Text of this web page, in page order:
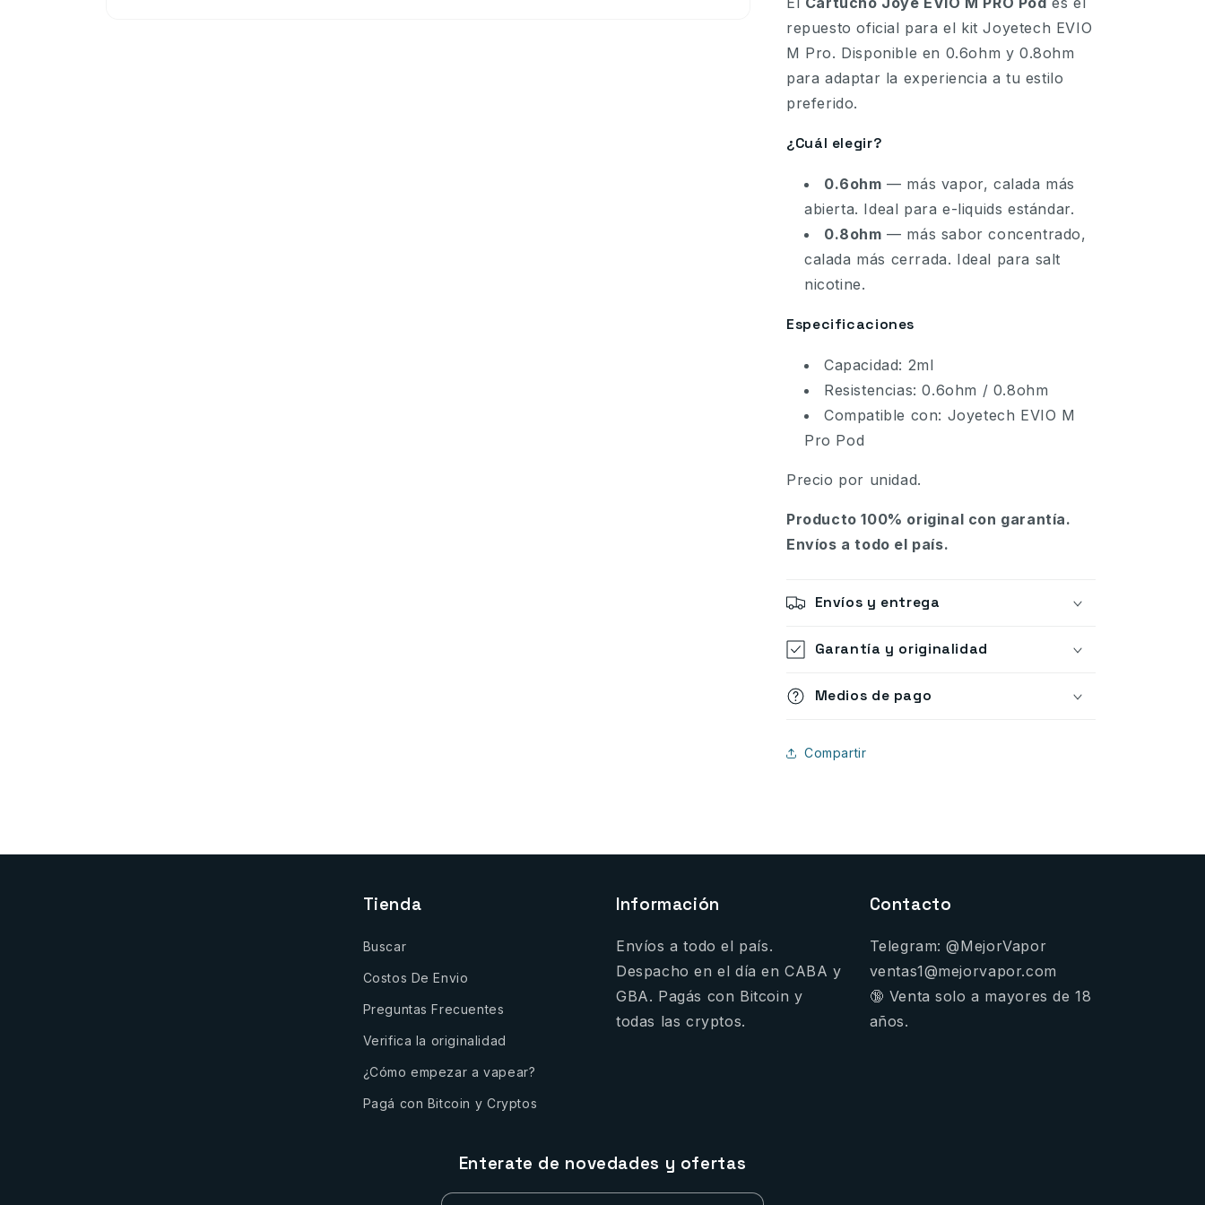
repuesto oficial para el kit Joyetech EVIO
M Pro. Disponible en 0.6ohm y 0.8ohm
para adaptar la experiencia a tu estilo
preferido.
¿Cuál elegir?
0.6ohm — más vapor, calada más
abierta. Ideal para e-liquids estándar.
0.8ohm — más sabor concentrado,
calada más cerrada. Ideal para salt
nicotine.
Especificaciones
Capacidad: 2ml
Resistencias: 0.6ohm / 0.8ohm
Compatible con: Joyetech EVIO M
Pro Pod
Precio por unidad.
Producto 100% original con garantía.
Envíos a todo el país.
Envíos y entrega
Garantía y originalidad
Medios de pago
Compartir
Tienda
Buscar
Costos De Envio
Preguntas Frecuentes
Verifica la originalidad
¿Cómo empezar a vapear?
Pagá con Bitcoin y Cryptos
Información
Envíos a todo el país.
Despacho en el día en CABA y
GBA. Pagás con Bitcoin y
todas las cryptos.
Contacto
Telegram: @MejorVapor
ventas1@mejorvapor.com
🔞 Venta solo a mayores de 18
años.
Enterate de novedades y ofertas